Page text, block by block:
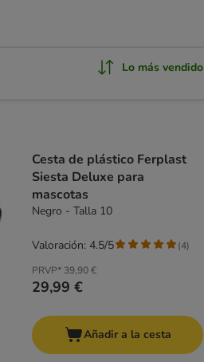
Lo más vendido
Cesta de plástico Ferplast
Siesta Deluxe para
mascotas
Negro - Talla 10
PRVP* 39,90 €
29,99 €
Valoración: 4.5/5 (4)
Añadir a la cesta